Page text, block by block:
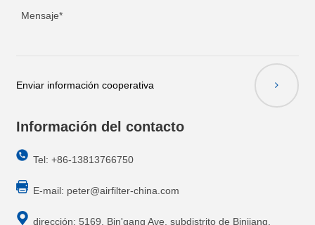
Enviar información cooperativa
Información del contacto
Tel: +86-13813766750
E-mail: peter@airfilter-china.com
dirección: 5169, Bin'gang Ave, subdistrito de Binjiang,